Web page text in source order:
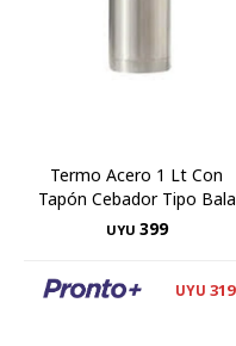
Termo Acero 1 Lt Con
Tapón Cebador Tipo Bala
UYU 399
UYU 319